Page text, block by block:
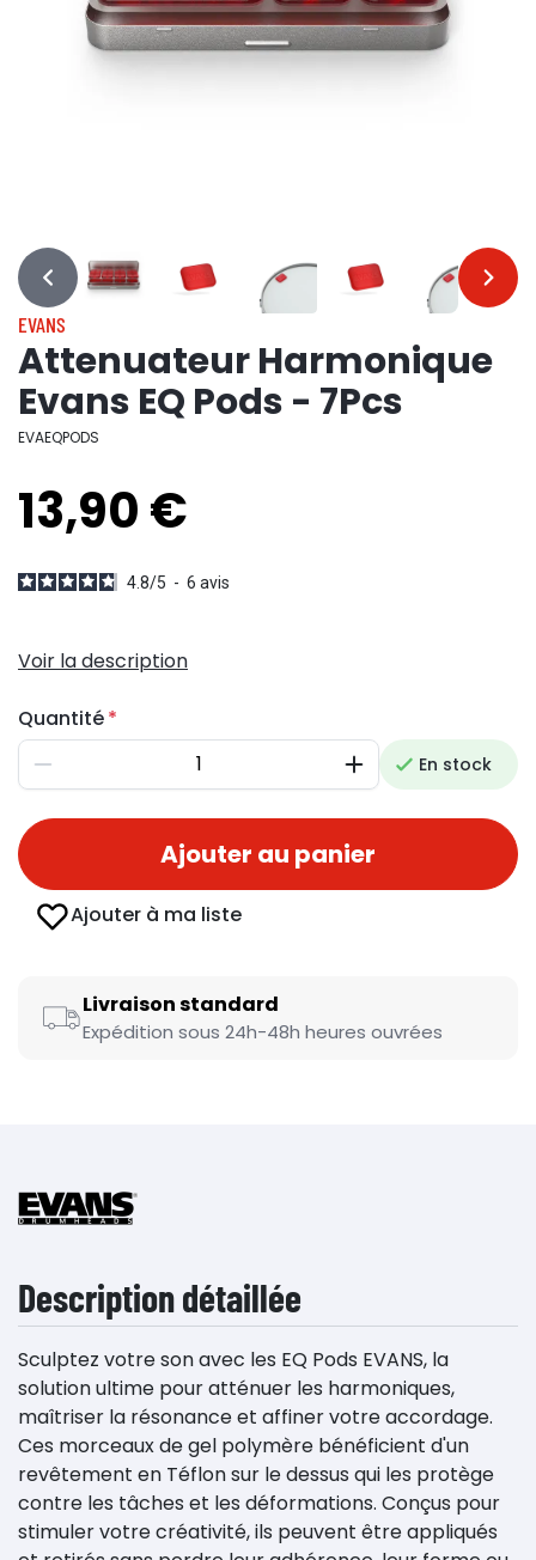
… …
EVANS
Attenuateur Harmonique
Evans EQ Pods - 7Pcs
EVAEQPODS
13,90 €
4.8/5 - 6 avis
Voir la description
Quantité
Diminuer AugmenterEn stock
Ajouter au panier
Ajouter à ma liste
Livraison standard
Expédition sous 24h-48h heures ouvrées
Description détaillée
Sculptez votre son avec les EQ Pods EVANS, la
solution ultime pour atténuer les harmoniques,
maîtriser la résonance et affiner votre accordage.
Ces morceaux de gel polymère bénéficient d'un
revêtement en Téflon sur le dessus qui les protège
contre les tâches et les déformations. Conçus pour
stimuler votre créativité, ils peuvent être appliqués